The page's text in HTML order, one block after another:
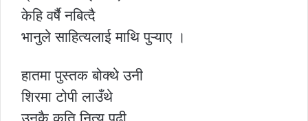
केहि वर्षै नबित्दै
भानुले साहित्यलाई माथि पुऱ्याए ।
हातमा पुस्तक बोक्थे उनी
शिरमा टोपी लाउँथे